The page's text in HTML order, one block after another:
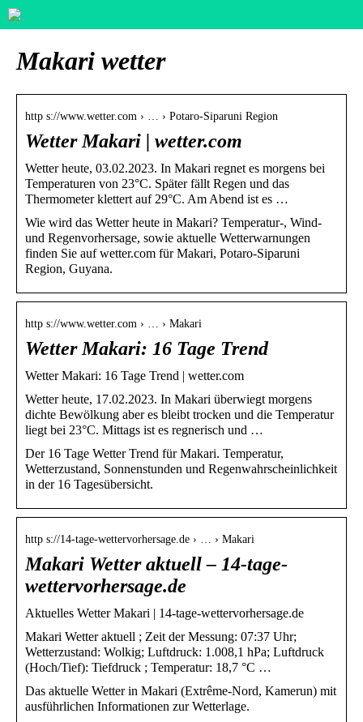
Makari wetter
http s://www.wetter.com › … › Potaro-Siparuni Region
Wetter Makari | wetter.com
Wetter heute, 03.02.2023. In Makari regnet es morgens bei
Temperaturen von 23°C. Später fällt Regen und das
Thermometer klettert auf 29°C. Am Abend ist es …
Wie wird das Wetter heute in Makari? Temperatur-, Wind-
und Regenvorhersage, sowie aktuelle Wetterwarnungen
finden Sie auf wetter.com für Makari, Potaro-Siparuni
Region, Guyana.
http s://www.wetter.com › … › Makari
Wetter Makari: 16 Tage Trend
Wetter Makari: 16 Tage Trend | wetter.com
Wetter heute, 17.02.2023. In Makari überwiegt morgens
dichte Bewölkung aber es bleibt trocken und die Temperatur
liegt bei 23°C. Mittags ist es regnerisch und …
Der 16 Tage Wetter Trend für Makari. Temperatur,
Wetterzustand, Sonnenstunden und Regenwahrscheinlichkeit
in der 16 Tagesübersicht.
http s://14-tage-wettervorhersage.de › … › Makari
Makari Wetter aktuell – 14-tage-
wettervorhersage.de
Aktuelles Wetter Makari | 14-tage-wettervorhersage.de
Makari Wetter aktuell ; Zeit der Messung: 07:37 Uhr;
Wetterzustand: Wolkig; Luftdruck: 1.008,1 hPa; Luftdruck
(Hoch/Tief): Tiefdruck ; Temperatur: 18,7 °C …
Das aktuelle Wetter in Makari (Extrême-Nord, Kamerun) mit
ausführlichen Informationen zur Wetterlage.